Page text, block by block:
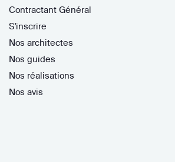
Contractant Général
S'inscrire
Nos architectes
Nos guides
Nos réalisations
Nos avis